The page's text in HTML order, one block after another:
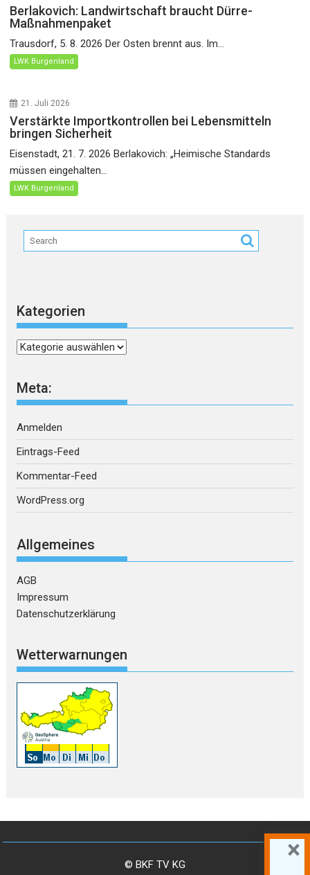
Berlakovich: Landwirtschaft braucht Dürre-
Maßnahmenpaket
Trausdorf, 5. 8. 2026 Der Osten brennt aus. Im...
LWK Burgenland
21. Juli 2026
Verstärkte Importkontrollen bei Lebensmitteln
bringen Sicherheit
Eisenstadt, 21. 7. 2026 Berlakovich: „Heimische Standards
müssen eingehalten...
LWK Burgenland
Kategorien
Kategorien
Meta:
Anmelden
Eintrags-Feed
Kommentar-Feed
WordPress.org
Allgemeines
AGB
Impressum
Datenschutzerklärung
Wetterwarnungen
© BKF TV KG
×